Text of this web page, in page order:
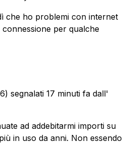
che ho problemi con internet
per qualche
segnalati 17 minuti fa dall'
ad addebitarmi importi su
in uso da anni. Non essendo